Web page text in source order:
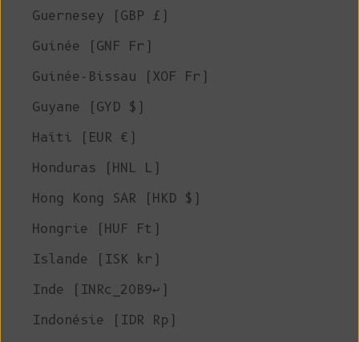
Guernesey (GBP £)
Guinée (GNF Fr)
Guinée-Bissau (XOF Fr)
Guyane (GYD $)
Haïti (EUR €)
Honduras (HNL L)
Hong Kong SAR (HKD $)
Hongrie (HUF Ft)
Islande (ISK kr)
Inde (INRc_20B9↩)
Indonésie (IDR Rp)